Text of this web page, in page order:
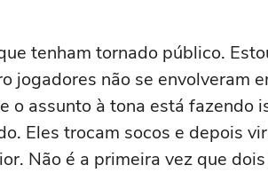
tenham tornado público.
jogadores não se envolveram
o assunto à tona está fazendo
Eles trocam socos e depois
Não é a primeira vez que